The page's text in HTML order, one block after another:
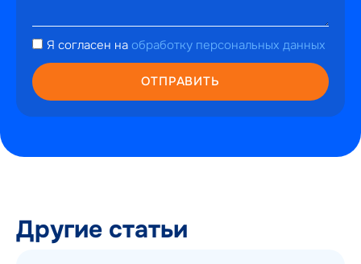
hello@perfectweb.ru
WhatsApp
Telegram
Я согласен на обработку персональных данных
ОТПРАВИТЬ
Другие статьи